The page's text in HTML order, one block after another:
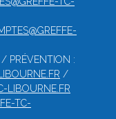
PRÉVENTION :
/
LIBOURNE.FR
TC-